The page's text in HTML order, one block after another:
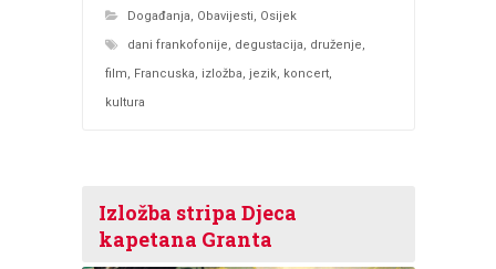
Događanja, Obavijesti, Osijek
dani frankofonije, degustacija, druženje,
film, Francuska, izložba, jezik, koncert,
kultura
Izložba stripa Djeca
kapetana Granta